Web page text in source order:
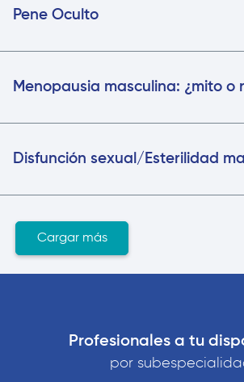
Pene Oculto
Menopausia masculina: ¿mito o
Disfunción sexual/Esterilidad
Cargar más
Profesionales a tu
por